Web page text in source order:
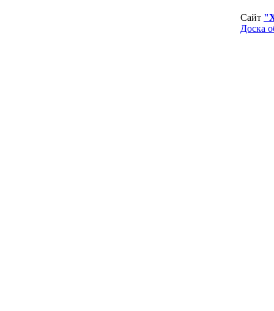
Сайт
Доска